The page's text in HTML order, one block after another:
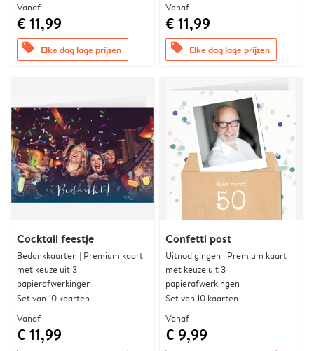
Vanaf
€ 11,99
offers Elke dag lage prijzen
Vanaf
€ 11,99
offers Elke dag lage prijzen
Cocktail feestje
Bedankkaarten | Premium kaart
met keuze uit 3
papierafwerkingen
Set van 10 kaarten
Vanaf
€ 11,99
Confetti post
Uitnodigingen | Premium kaart
met keuze uit 3
papierafwerkingen
Set van 10 kaarten
Vanaf
€ 9,99